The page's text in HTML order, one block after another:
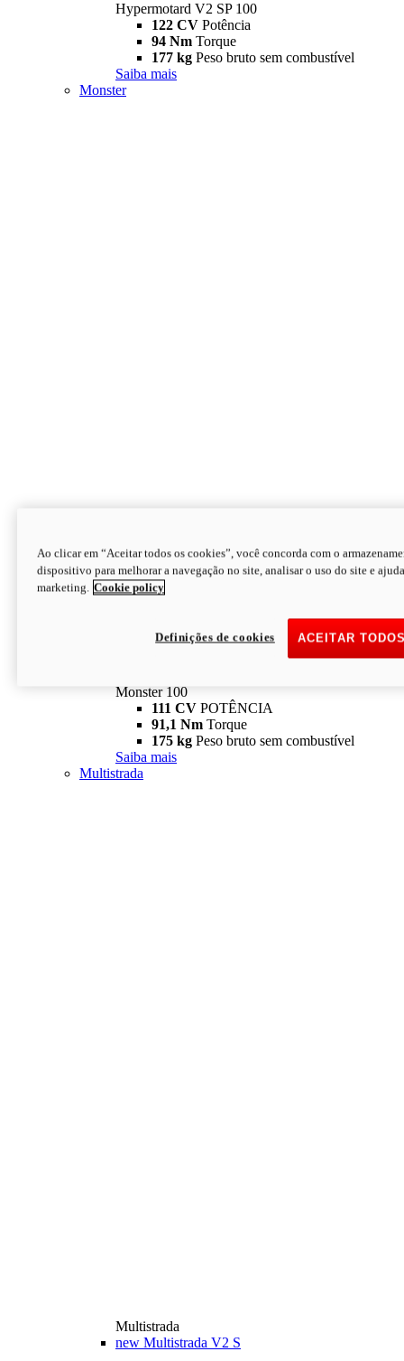
Hypermotard V2 SP 100
122 CV Potência
94 Nm Torque
177 kg Peso bruto sem combustível
Saiba mais
Monster
Monster
Monster 100
111 CV POTÊNCIA
91,1 Nm Torque
175 kg Peso bruto sem combustível
Saiba mais
Multistrada
Multistrada
new Multistrada V2 S
Ao clicar em “Aceitar todos os cookies”, você concorda com o
dispositivo para melhorar a navegação no site, analisar o uso do site e
marketing. Cookie policy
ACEITAR
Definições de cookies